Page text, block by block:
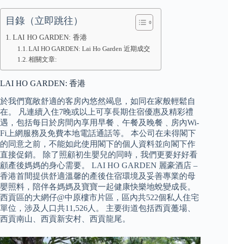
目錄（立即跳往）
LAI HO GARDEN: 香港
LAI HO GARDEN: Lai Ho Garden 近期成交
相關文章:
LAI HO GARDEN: 香港
於我們寬敞舒適的客房內悠然竭息，如同在家般輕鬆自
在。 凡連續入住7晚或以上可享長期住宿優惠及精彩禮
遇，包括每日於房間內享用早餐﹑午餐及晚餐﹑房內Wi-
Fi上網服務及免費本地電話通話等。 本公司在未得閣下
的同意之前，不能如此使用閣下的個人資料並向閣下作
直接促銷。 除了照顧初生嬰兒的同時，我們更要好好看
顧產後媽媽的身心需要。 LAI HO GARDEN 麗豪酒店 –
香港首間提供舒適溫馨的產後住宿環境及妥善專業的母
嬰照料，陪伴各媽媽及寶寶一起健康快樂地蛻變成長。
西貢區的大網仔@中原樓市片區，區內共522個私人住宅
單位，涉及人口共11,526人。 主要街道包括西貢躉場、
西貢南山、西貢新安村、西貢龍尾。